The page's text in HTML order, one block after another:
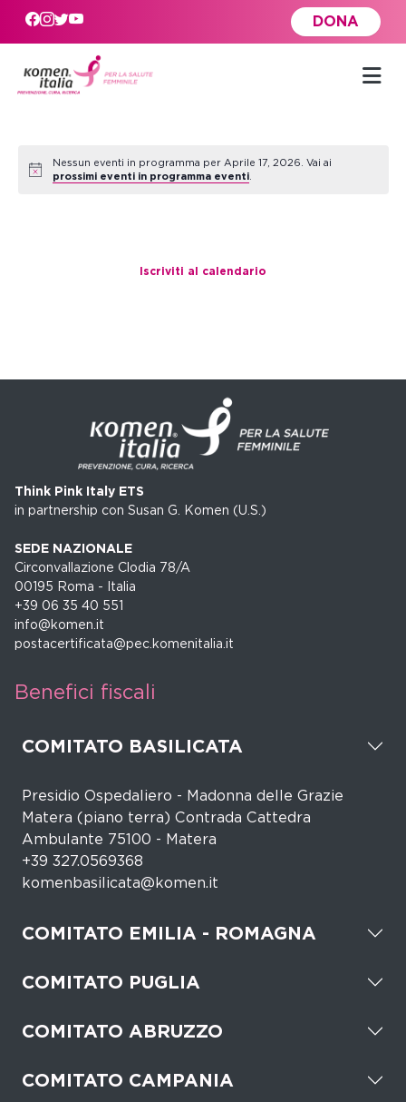
Skip to main content
DONA
Nessun eventi in programma per Aprile 17, 2026. Vai ai
prossimi eventi in programma eventi
Viste
Iscriviti al calendario
Think Pink Italy ETS
in partnership con Susan G. Komen (U.S.)
SEDE NAZIONALE
Circonvallazione Clodia 78/A
00195 Roma - Italia
+39 06 35 40 551
info@komen.it
postacertificata@pec.komenitalia.it
Benefici fiscali
COMITATO BASILICATA
Presidio Ospedaliero - Madonna delle Grazie
Matera (piano terra) Contrada Cattedra
Ambulante 75100 - Matera
+39 327.0569368
komenbasilicata@komen.it
COMITATO EMILIA - ROMAGNA
COMITATO PUGLIA
COMITATO ABRUZZO
COMITATO CAMPANIA